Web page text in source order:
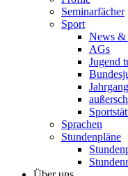
Seminarfächer
Sport
News &
AGs
Jugend
Sprachen
Stundenpläne